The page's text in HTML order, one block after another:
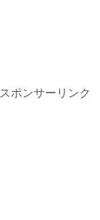
スポンサーリンク